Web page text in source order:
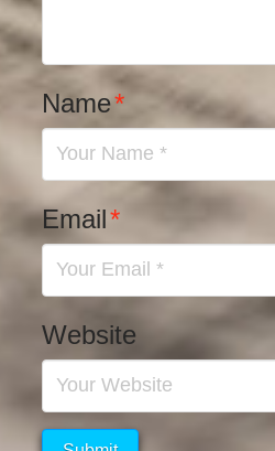
Name*
Email*
Website